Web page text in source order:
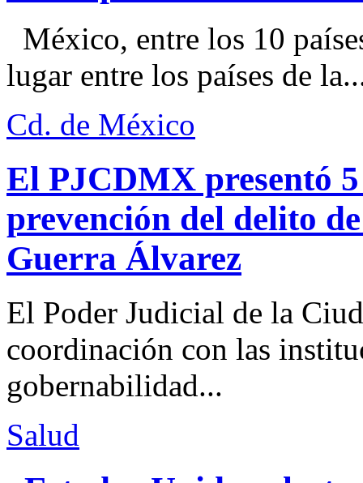
México, entre los 10
lugar entre los países de
Cd. de México
El PJCDMX presentó
prevención del delito
Guerra Álvarez
El Poder Judicial de la
coordinación con las
gobernabilidad...
Salud